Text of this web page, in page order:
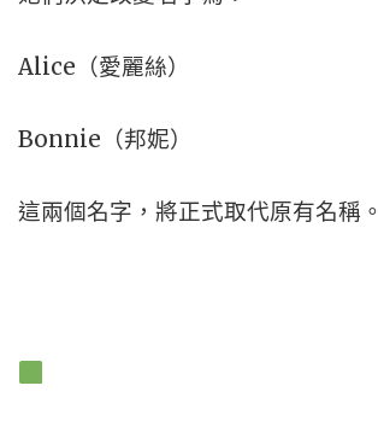
Alice（愛麗絲）
Bonnie（邦妮）
這兩個名字，將正式取代原有名稱。